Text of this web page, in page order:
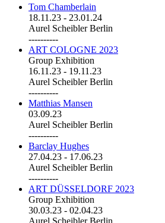
Tom Chamberlain
18.11.23 - 23.01.24
Aurel Scheibler Berlin
----------
ART COLOGNE 2023
Group Exhibition
16.11.23 - 19.11.23
Aurel Scheibler Berlin
----------
Matthias Mansen
03.09.23
Aurel Scheibler Berlin
----------
Barclay Hughes
27.04.23 - 17.06.23
Aurel Scheibler Berlin
----------
ART DÜSSELDORF 2023
Group Exhibition
30.03.23 - 02.04.23
Aurel Scheibler Berlin